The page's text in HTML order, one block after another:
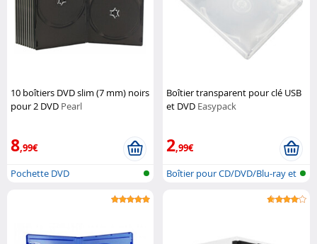
10 boîtiers DVD slim (7 mm) noirs
pour 2 DVD Pearl
8,99€
Pochette DVD
Boîtier transparent pour clé USB
et DVD Easypack
2,99€
Boîtier pour CD/DVD/Blu-ray et